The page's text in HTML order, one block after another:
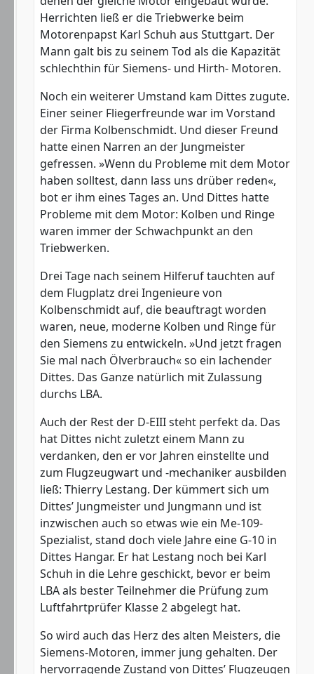
Herrichten ließ er die Triebwerke beim
Motorenpapst Karl Schuh aus Stuttgart. Der
Mann galt bis zu seinem Tod als die Kapazität
schlechthin für Siemens- und Hirth- Motoren.
Noch ein weiterer Umstand kam Dittes zugute.
Einer seiner Fliegerfreunde war im Vorstand
der Firma Kolbenschmidt. Und dieser Freund
hatte einen Narren an der Jungmeister
gefressen. »Wenn du Probleme mit dem Motor
haben solltest, dann lass uns drüber reden«,
bot er ihm eines Tages an. Und Dittes hatte
Probleme mit dem Motor: Kolben und Ringe
waren immer der Schwachpunkt an den
Triebwerken.
Drei Tage nach seinem Hilferuf tauchten auf
dem Flugplatz drei Ingenieure von
Kolbenschmidt auf, die beauftragt worden
waren, neue, moderne Kolben und Ringe für
den Siemens zu entwickeln. »Und jetzt fragen
Sie mal nach Ölverbrauch« so ein lachender
Dittes. Das Ganze natürlich mit Zulassung
durchs LBA.
Auch der Rest der D-EIII steht perfekt da. Das
hat Dittes nicht zuletzt einem Mann zu
verdanken, den er vor Jahren einstellte und
zum Flugzeugwart und -mechaniker ausbilden
ließ: Thierry Lestang. Der kümmert sich um
Dittes’ Jungmeister und Jungmann und ist
inzwischen auch so etwas wie ein Me-109-
Spezialist, stand doch viele Jahre eine G-10 in
Dittes Hangar. Er hat Lestang noch bei Karl
Schuh in die Lehre geschickt, bevor er beim
LBA als bester Teilnehmer die Prüfung zum
Luftfahrtprüfer Klasse 2 abgelegt hat.
So wird auch das Herz des alten Meisters, die
Siemens-Motoren, immer jung gehalten. Der
hervorragende Zustand von Dittes’ Flugzeugen